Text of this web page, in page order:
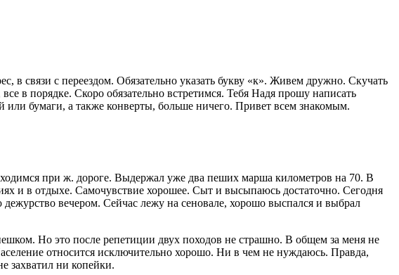
связи с переездом. Обязательно указать букву «к». Живем дружно. Скучать
в порядке. Скоро обязательно встретимся. Тебя Надя прошу написать
или бумаги, а также конверты, больше ничего. Привет всем знакомым.
при ж. дороге. Выдержал уже два пеших марша километров на 70. В
и в отдыхе. Самочувствие хорошее. Сыт и высыпаюсь достаточно. Сегодня
вечером. Сейчас лежу на сеновале, хорошо выспался и выбрал
Но это после репетиции двух походов не страшно. В общем за меня не
относится исключительно хорошо. Ни в чем не нуждаюсь. Правда,
захватил ни копейки.